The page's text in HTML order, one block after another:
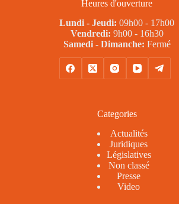
Heures d'ouverture
Lundi - Jeudi: 09h00 - 17h00
Vendredi: 9h00 - 16h30
Samedi - Dimanche: Fermé
Categories
Actualités
Juridiques
Législatives
Non classé
Presse
Video